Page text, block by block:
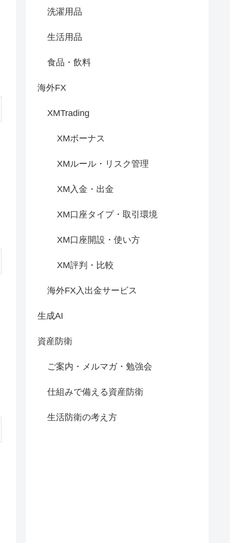
洗濯用品
生活用品
食品・飲料
海外FX
XMTrading
XMボーナス
XMルール・リスク管理
XM入金・出金
XM口座タイプ・取引環境
XM口座開設・使い方
XM評判・比較
海外FX入出金サービス
生成AI
資産防衛
ご案内・メルマガ・勉強会
仕組みで備える資産防衛
生活防衛の考え方